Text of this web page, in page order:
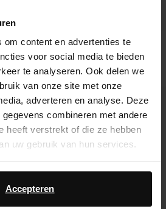
om content en advertenties te
voor social media te bieden
te analyseren. Ook delen we
van onze site met onze
adverteren en analyse. Deze
combineren met andere
heeft verstrekt of die ze hebben
uw gebruik van hun services.
met Google voor
Meer informatie over
gebruikt, vindt u op
Accepteren
Beige suède bootschoenen met
franjes
136.99
new